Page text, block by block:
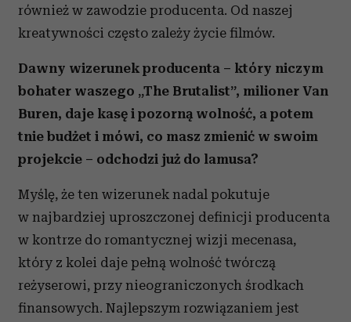
również w zawodzie producenta. Od naszej
kreatywności często zależy życie filmów.
Dawny wizerunek producenta – który niczym
bohater waszego „The Brutalist”, milioner Van
Buren, daje kasę i pozorną wolność, a potem
tnie budżet i mówi, co masz zmienić w swoim
projekcie – odchodzi już do lamusa?
Myślę, że ten wizerunek nadal pokutuje
w najbardziej uproszczonej definicji producenta
w kontrze do romantycznej wizji mecenasa,
który z kolei daje pełną wolność twórczą
reżyserowi, przy nieograniczonych środkach
finansowych. Najlepszym rozwiązaniem jest